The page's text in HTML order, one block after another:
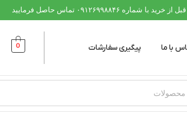
تماس حاصل فرمایید
با ما پیگیری سفارشات 0